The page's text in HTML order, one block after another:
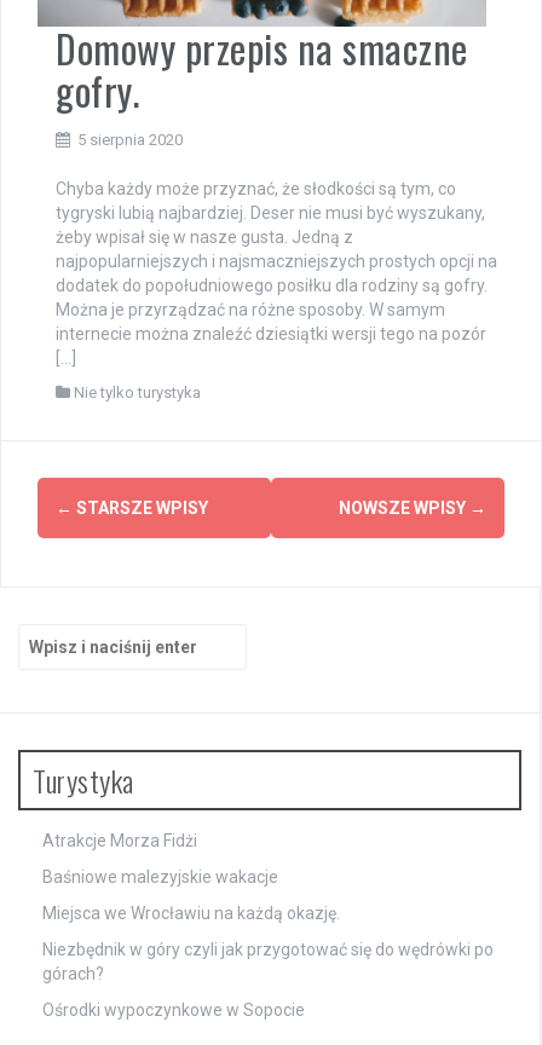
Domowy przepis na smaczne
gofry.
5 sierpnia 2020
Chyba każdy może przyznać, że słodkości są tym, co
tygryski lubią najbardziej. Deser nie musi być wyszukany,
żeby wpisał się w nasze gusta. Jedną z
najpopularniejszych i najsmaczniejszych prostych opcji na
dodatek do popołudniowego posiłku dla rodziny są gofry.
Można je przyrządzać na różne sposoby. W samym
internecie można znaleźć dziesiątki wersji tego na pozór
[…]
Nie tylko turystyka
Nawigacja
po
← STARSZE WPISY NOWSZE WPISY →
Turystyka
Atrakcje Morza Fidżi
Baśniowe malezyjskie wakacje
Miejsca we Wrocławiu na każdą okazję.
Niezbędnik w góry czyli jak przygotować się do wędrówki po
górach?
Ośrodki wypoczynkowe w Sopocie